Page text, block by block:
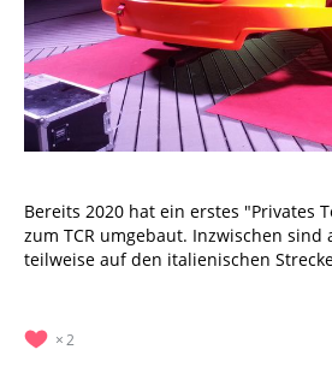
Bereits 2020 hat ein erstes "Privates
zum TCR umgebaut. Inzwischen sind
teilweise auf den italienischen
2